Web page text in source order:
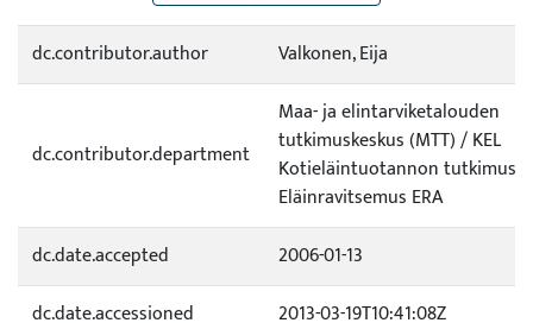
dc.contributor.author Valkonen, Eija
dc.contributor.department
Maa- ja elintarviketalouden
tutkimuskeskus (MTT) / KEL
Kotieläintuotannon tutkimus /
Eläinravitsemus ERA
dc.date.accepted
2006-01-13
dc.date.accessioned
2013-03-19T10:41:08Z